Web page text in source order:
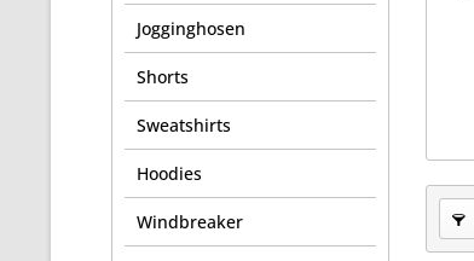
Jogginghosen
Shorts
Sweatshirts
Hoodies
Windbreaker